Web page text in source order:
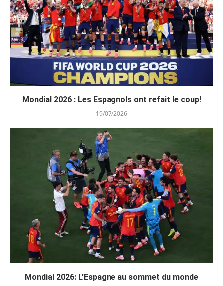
Mondial 2026 : Les Espagnols ont refait le coup!
19/07/2026
Mondial 2026: L’Espagne au sommet du monde